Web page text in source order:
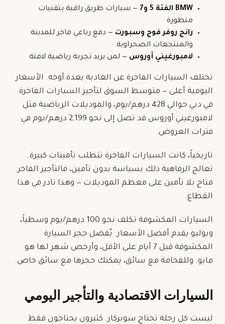
BMW الفئة 5 و7
— سيارات طريق راقية بتقنيات
متطورة
رانج روفر فوج وسبورت — دفع رباعي فاخر للمدينة
والمنتجعات الصحراوية
لامبورغيني أوروس — لمن يريد تجربة رياضية لافتة
تختلف السيارات الفاخرة عن العادية بعدة أوجه. الأسعار
اليومية أعلى — متوسط السوق لتأجير السيارات الفاخرة
في دبي حوالي 428 درهم/يوم، والموديلات الرياضية مثل
لامبورغيني أوروس قد تصل إلى نحو 2,199 درهم/يوم في
فترات العروض.
تاريخياً، كانت السيارات الفاخرة تتطلب تأمينات كبيرة.
تعالج الرفاهية ذلك بسياسة بدون تأمين، فالتأجير الفاخر
متاح بلا تأمين على معظم الموديلات — وهذا نادر في هذا
القطاع.
السيارات المكشوفة تكلف نحو 100 درهم/يوم وسطياً،
ويوليو يقدم أفضل الأسعار. يُفضل حجز السيارة
المكشوفة
قبل 7 أيام على الأقل، وأرخص شهر لها هو
مايو. وللفخامة مع سائق، يمكنك حجزها مع سائق خاص.
السيارات الاقتصادية والتأجير اليومي
ليست كل رحلة تحتاج سوبركار. كثيرون يحتاجون فقط